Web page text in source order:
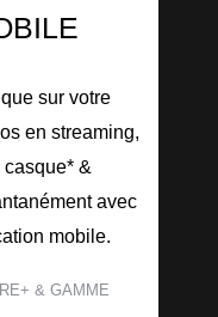
sur votre
en streaming,
&
avec
mobile.
& GAMME